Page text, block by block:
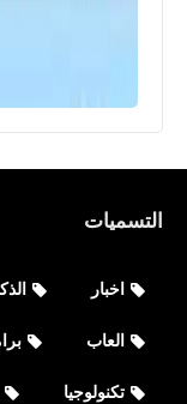
رياضة
نتائج
التسميات
اخبار
العاب
تكنولوجيا